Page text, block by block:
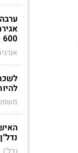
600 מיליון שקל
נדל"ן של 25